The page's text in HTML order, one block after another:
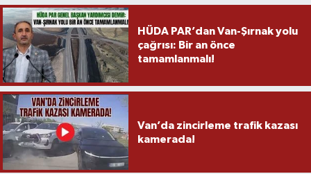
HÜDA PAR’dan Van-Şırnak yolu
çağrısı: Bir an önce
tamamlanmalı!
Van’da zincirleme trafik kazası
kamerada!